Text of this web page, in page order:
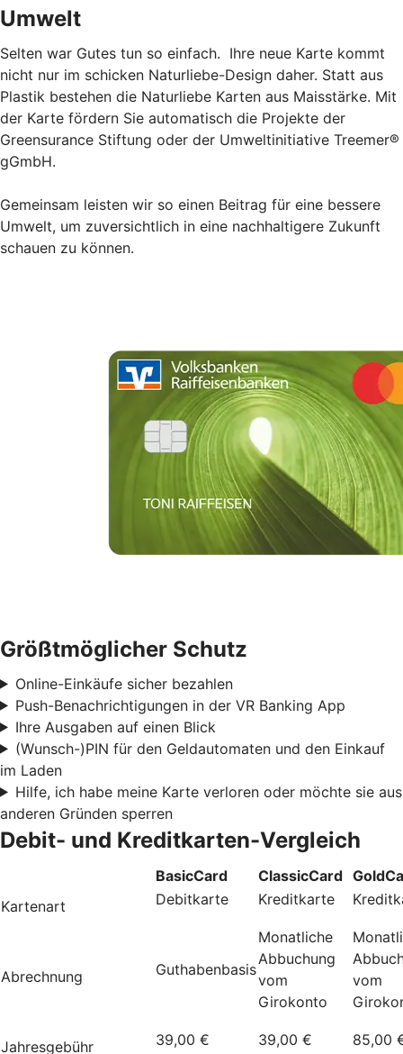
Umwelt
Selten war Gutes tun so einfach. Ihre neue Karte kommt
nicht nur im schicken Naturliebe-Design daher. Statt aus
Plastik bestehen die Naturliebe Karten aus Maisstärke. Mit
der Karte fördern Sie automatisch die Projekte der
Greensurance Stiftung oder der Umweltinitiative Treemer®
gGmbH.
Gemeinsam leisten wir so einen Beitrag für eine bessere
Umwelt, um zuversichtlich in eine nachhaltigere Zukunft
schauen zu können.
Größtmöglicher Schutz
Online-Einkäufe sicher bezahlen
Push-Benachrichtigungen in der VR Banking App
Ihre Ausgaben auf einen Blick
(Wunsch-)PIN für den Geldautomaten und den Einkauf
im Laden
Hilfe, ich habe meine Karte verloren oder möchte sie aus
anderen Gründen sperren
Debit- und Kreditkarten-Vergleich
BasicCard ClassicCard
Kartenart
Debitkarte Kreditkarte
Abrechnung Guthabenbasis
Monatliche
Abbuchung
vom
Girokonto
vom
Jahresgebühr 39,00 € 39,00 € 85,00